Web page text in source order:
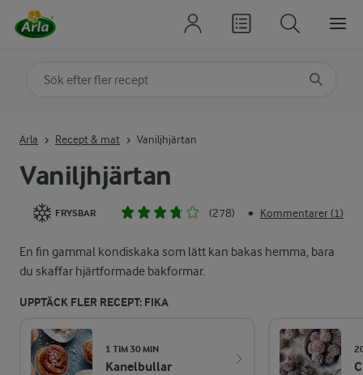
Vaniljhjärtan
FRYSBAR (278) • Kommentarer (1)
En fin gammal kondiskaka som lätt kan bakas hemma, bara
du skaffar hjärtformade bakformar.
UPPTÄCK FLER RECEPT: FIKA
1 TIM 30 MIN
Kanelbullar
Arla Recept & mat Vaniljhjärtan
Sök på kategori eller ingrediens